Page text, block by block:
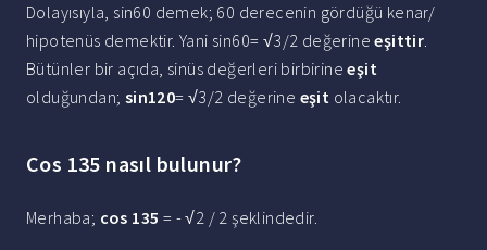
Dolayısıyla, sin60 demek; 60 derecenin gördüğü kenar/
hipotenüs demektir. Yani sin60= √3/2 değerineeşittir.
Bütünler bir açıda, sinüs değerleri birbirineeşit
olduğundan; sin120= √3/2 değerine eşit olacaktır.
Cos 135 nasıl bulunur?
Merhaba; cos 135 = - √2 / 2 şeklindedir.